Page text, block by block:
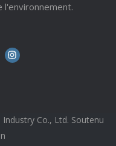
l'environnement.
Co., Ltd. Soutenu